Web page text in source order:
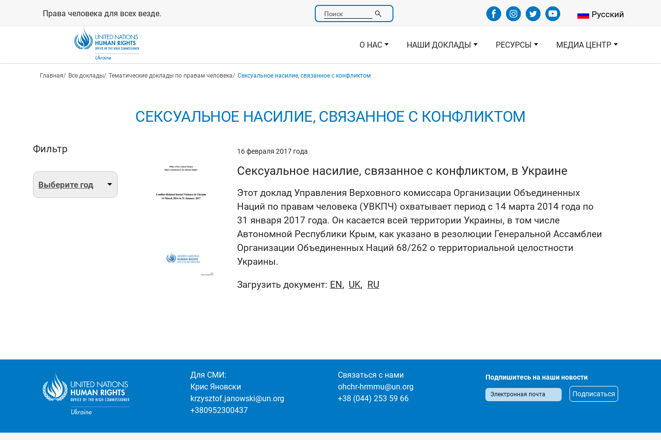
Права человека для всех везде. Поиск Select your
Русский
О НАС НАШИ ДОКЛАДЫ РЕСУРСЫ МЕДИА ЦЕНТР
Строка навигации
Главная Все доклады Тематические доклады по правам человека Сексуальное насилие, связанное с конфликтом
СЕКСУАЛЬНОЕ НАСИЛИЕ, СВЯЗАННОЕ С КОНФЛИКТОМ
Фильтр
Выберите год
16 февраля 2017 года
Сексуальное насилие, связанное с конфликтом, в Украине
Этот доклад Управления Верховного комиссара Организации Объединенных
Наций по правам человека (УВКПЧ) охватывает период с 14 марта 2014 года по
31 января 2017 года. Он касается всей территории Украины, в том числе
Автономной Республики Крым, как указано в резолюции Генеральной Ассамблеи
Организации Объединенных Наций 68/262 о территориальной целостности
Украины.
Загрузить документ: EN UK RU
Для СМИ:
Крис Яновски
krzysztof.janowski@un.org
+380952300437
Связаться с нами
ohchr-hrmmu@un.org
+38 (044) 253 59 66
Подпишитесь на наши новости